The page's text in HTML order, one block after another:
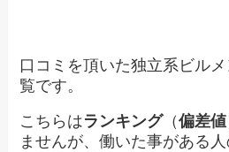
口コミを頂いた独立系ビル
覧です。
こちらはランキング（偏差値
ませんが、働いた事がある